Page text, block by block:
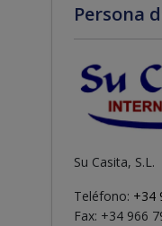
Persona
Su Casita, S.L.
Teléfono: +34
Fax: +34 966